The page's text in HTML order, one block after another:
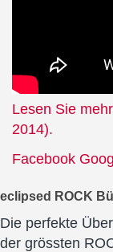
Lesen Sie
2014).
Facebook
eclipsed ROCK
Die perfekte
der grössten